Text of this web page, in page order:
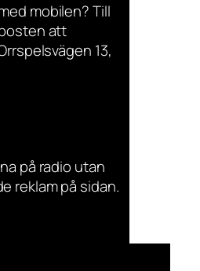
mobilen? Till
att
13,
på radio utan
reklam på sidan.